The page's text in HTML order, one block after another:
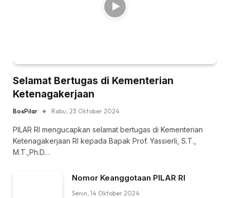
Selamat Bertugas di Kementerian
Ketenagakerjaan
BosPilar Rabu, 23 Oktober 2024
PILAR RI mengucapkan selamat bertugas di Kementerian
Ketenagakerjaan RI kepada Bapak Prof. Yassierli, S.T.,
M.T.,Ph.D…
Nomor Keanggotaan PILAR RI
Senin, 14 Oktober 2024